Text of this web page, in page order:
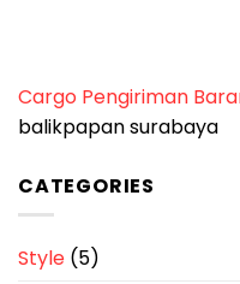
Cargo Pengiriman
balikpapan surabaya
CATEGORIES
Style (5)